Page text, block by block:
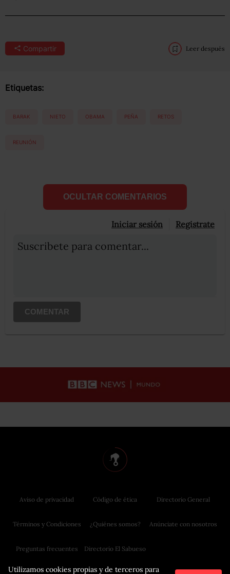
Compartir Leer después
Etiquetas:
BARAK NIETO OBAMA PEÑA RETOS
REUNIÓN
OCULTAR COMENTARIOS
Iniciar sesión Registrate
Suscribete para comentar...
COMENTAR
Utilizamos cookies propias y de terceros para
Aviso de privacidad
Términos y Condiciones
Preguntas frecuentes
Código de ética
¿Quiénes somos?
Directorio El Sabueso
Directorio General
Anúnciate con nosotros